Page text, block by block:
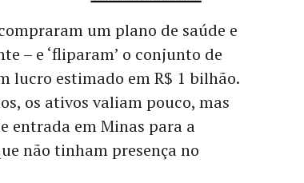
um plano de saúde e
– e ‘fliparam’ o conjunto de
lucro estimado em R$ 1 bilhão.
os ativos valiam pouco, mas
entrada em Minas para a
não tinham presença no